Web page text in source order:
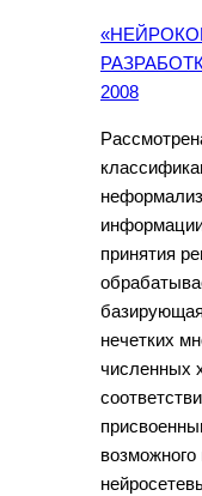
2008
принятия
нечетких
численных
возможного